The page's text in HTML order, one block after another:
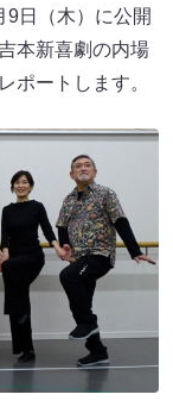
9日（木）に公開
本新喜劇の内場
ポートします。